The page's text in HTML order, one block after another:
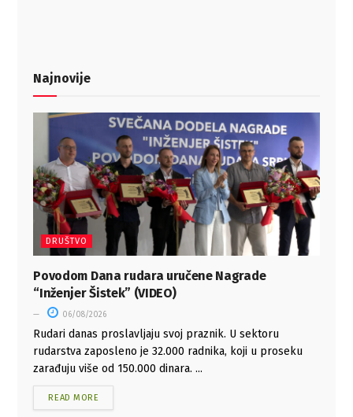
Najnovije
DRUŠTVO
Povodom Dana rudara uručene Nagrade
“Inženjer Šistek” (VIDEO)
06/08/2026
Rudari danas proslavljaju svoj praznik. U sektoru
rudarstva zaposleno je 32.000 radnika, koji u proseku
zarađuju više od 150.000 dinara. ...
READ MORE